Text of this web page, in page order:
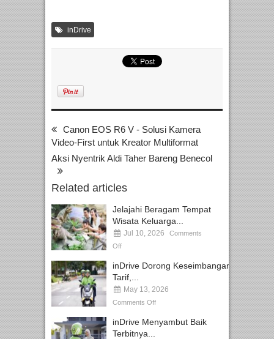
inDrive
Canon EOS R6 V - Solusi Kamera
Video-First untuk Kreator Multiformat
Aksi Nyentrik Aldi Taher Bareng Benecol
Related articles
Jelajahi Beragam Tempat
Wisata Keluarga...
Jul 10, 2026
Comments
Off
inDrive Dorong Keseimbangan
Tarif,...
May 13, 2026
Comments Off
inDrive Menyambut Baik
Terbitnya...